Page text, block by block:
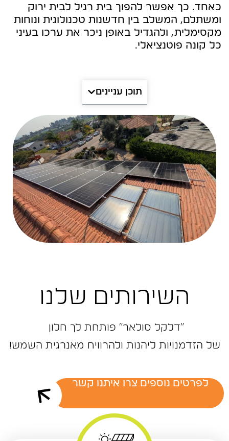
כאחד. כך אפשר להפוך בית רגיל לבית ירוק
ומשתלם, המשלב בין חדשנות טכנולוגית ונוחות
מקסימלית, ולהגדיל באופן ניכר את ערכו בעיני
כל קונה פוטנציאלי.
תוכן עניינים
השירותים שלנו
״דלקל ‬סולאר״‭ ‬פותחת‭ ‬לך‭ ‬חלון‭ ‬
של‭ ‬הזדמנויות‭ ‬ליהנות‭ ‬ולהרוויח‭ ‬מאנרגית‭ ‬השמש‭!‬
לפרטים נוספים צרו איתנו קשר